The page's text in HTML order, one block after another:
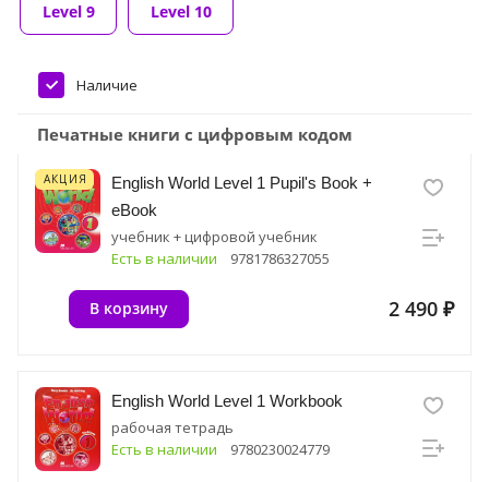
Level 9 Level 10
Наличие
Печатные книги с цифровым кодом
АКЦИЯ
English World Level 1 Pupil's Book +
eBook
учебник + цифровой учебник
Есть в наличии
9781786327055
2 490 ₽
В корзину
English World Level 1 Workbook
рабочая тетрадь
Есть в наличии
9780230024779